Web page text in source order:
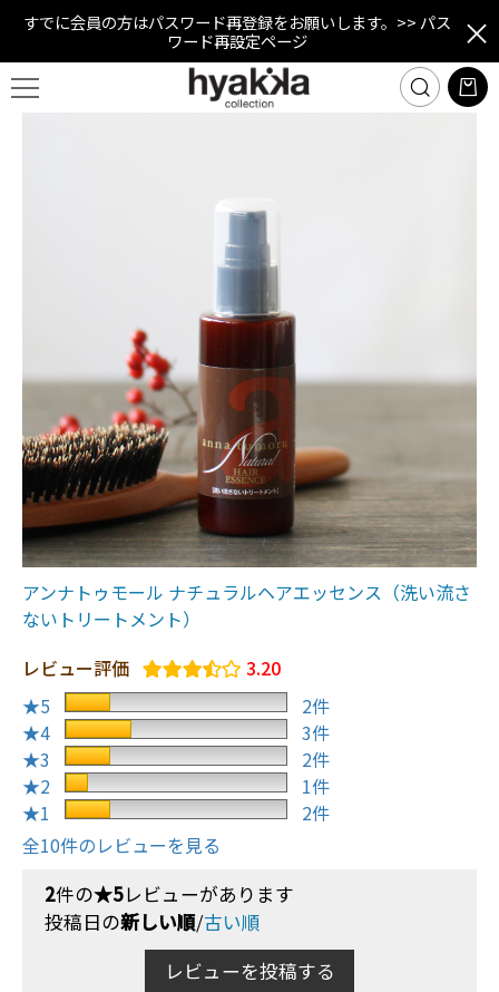
すでに会員の方はパスワード再登録をお願いします。 >> パス
ワード再設定ページ
アンナトゥモール ナチュラルヘアエッセンス（洗い流さ
ないトリートメント）
レビュー評価
3.20
★5
2件
★4
3件
★3
2件
★2
1件
★1
2件
全10件のレビューを見る
2件の★5レビューがあります
投稿日の新しい順/古い順
レビューを投稿する